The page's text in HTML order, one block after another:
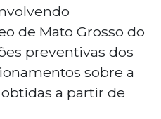
de Mato Grosso do
preventivas dos
sobre a
a partir de